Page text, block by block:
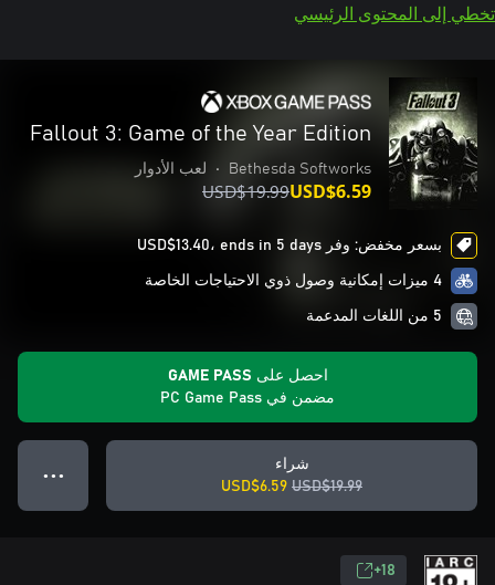
تخطي إلى المحتوى الرئيسي
Fallout 3: Game of the Year Edition
Bethesda Softworks
• لعب الأدوار
USD$19.99USD$6.59
بسعر مخفض: وفر USD$13.40، ends in 5 days
4 ميزات إمكانية وصول ذوي الاحتياجات الخاصة
5 من اللغات المدعمة
احصل على GAME PASS
مضمن في PC Game Pass
شراء
USD$19.99
USD$6.59
● ● ●
18+